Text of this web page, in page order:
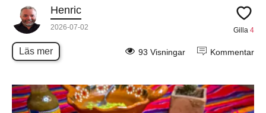
Henric
2026-07-02 Gilla 4
Läs mer Kommentar
93 Visningar